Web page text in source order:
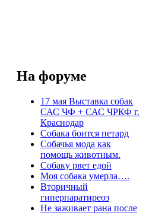
На форуме
17 мая Выставка собак
САС ЧФ + САС ЧРКФ г.
Краснодар
Собака боится петард
Собачья мода как
помощь животным.
Собаку рвет едой
Моя собака умерла….
Вторичный
гиперпаратиреоз
Не заживает рана после